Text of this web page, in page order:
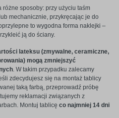
sposoby: przy użyciu taśm
mechanicznie, przykręcając je do
to wygodna forma naklejki –
ją do ściany.
lateksu (zmywalne, ceramiczne,
mogą zmniejszyć
. W takim przypadku zalecamy
zdecydujesz się na montaż tablicy
taką farbą, przeprowadź próbę
reklamacji związanych z
Montuj tablicę co najmniej 14 dni